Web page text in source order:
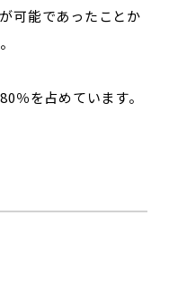
可能であったことか
％を占めています。